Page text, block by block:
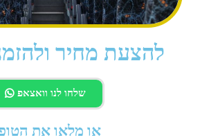
להצעת מחיר
שלחו לנו וואצאפ
או מלאו את